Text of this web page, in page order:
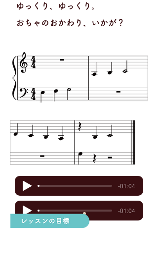
ゆっくり、ゆっくり。
おちゃのおかわり、いかが？
-01:04
-01:04